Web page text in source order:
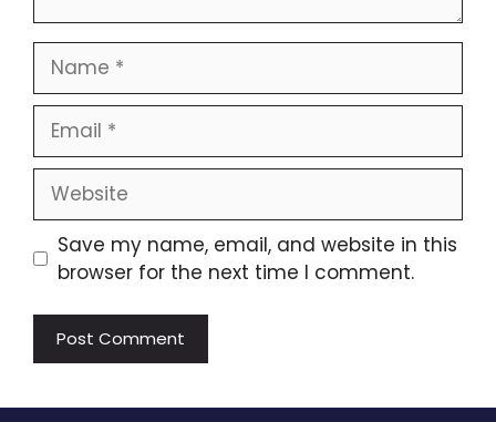
Name
Email
Website
Save my name, email, and website in this
browser for the next time I comment.